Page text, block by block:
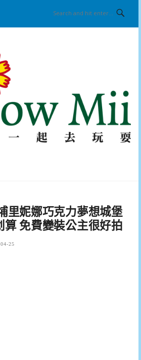
里妮娜巧克力夢想城堡
算 免費變裝公主很好拍
25